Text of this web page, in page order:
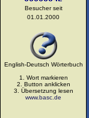
Besucher seit
01.01.2000
English-Deutsch Wörterbuch
1. Wort markieren
2. Button anklicken
3. Übersetzung lesen
www.basc.de